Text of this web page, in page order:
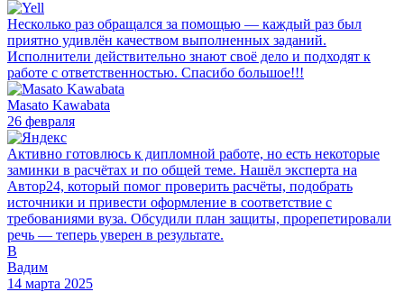
Несколько раз обращался за помощью — каждый раз был
приятно удивлён качеством выполненных заданий.
Исполнители действительно знают своё дело и подходят к
работе с ответственностью. Спасибо большое!!!
Masato Kawabata
26 февраля
Активно готовлюсь к дипломной работе, но есть некоторые
заминки в расчётах и по общей теме. Нашёл эксперта на
Автор24, который помог проверить расчёты, подобрать
источники и привести оформление в соответствие с
требованиями вуза. Обсудили план защиты, прорепетировали
речь — теперь уверен в результате.
В
Вадим
14 марта 2025